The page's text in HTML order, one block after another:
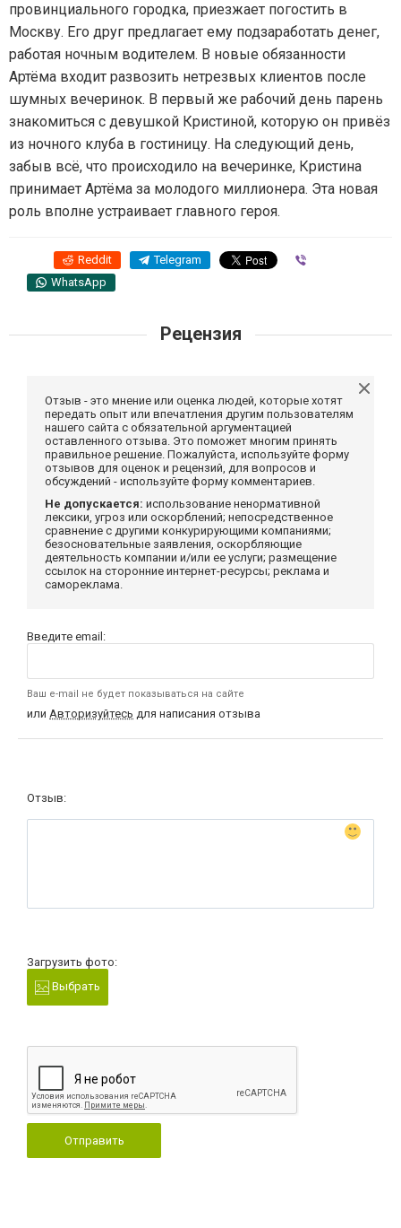
провинциального городка, приезжает погостить в
Москву. Его друг предлагает ему подзаработать денег,
работая ночным водителем. В новые обязанности
Артёма входит развозить нетрезвых клиентов после
шумных вечеринок. В первый же рабочий день парень
знакомиться с девушкой Кристиной, которую он привёз
из ночного клуба в гостиницу. На следующий день,
забыв всё, что происходило на вечеринке, Кристина
принимает Артёма за молодого миллионера. Эта новая
роль вполне устраивает главного героя.
Reddit Telegram
WhatsApp
Рецензия
Отзыв - это мнение или оценка людей, которые хотят
передать опыт или впечатления другим пользователям
нашего сайта с обязательной аргументацией
оставленного отзыва. Это поможет многим принять
правильное решение. Пожалуйста, используйте форму
отзывов для оценок и рецензий, для вопросов и
обсуждений - используйте форму комментариев.
Не допускается: использование ненормативной
лексики, угроз или оскорблений; непосредственное
сравнение с другими конкурирующими компаниями;
безосновательные заявления, оскорбляющие
деятельность компании и/или ее услуги; размещение
ссылок на сторонние интернет-ресурсы; реклама и
самореклама.
Введите email:
Ваш e-mail не будет показываться на сайте
или Авторизуйтесь для написания отзыва
Отзыв:
Загрузить фото:
Выбрать
Отправить